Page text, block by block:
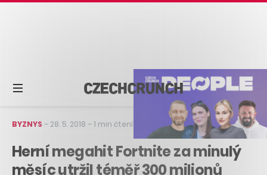
BYZNYS – 28. 5. 2018 –1 min čtení
Herní megahit Fortnite za minulý
měsíc utržil téměř 300 milionů